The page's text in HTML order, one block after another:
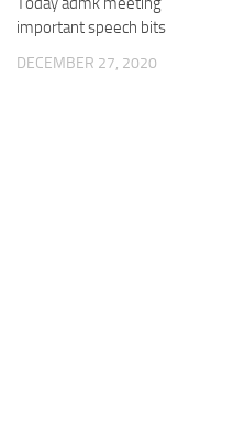
important speech bits
DECEMBER 27, 2020